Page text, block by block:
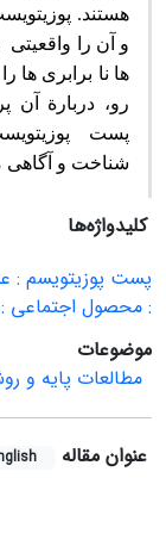
هستند.
و آن‌ را
ها نا برابری‌ ها
رو، دربارة‌
پست‌
شناخت‌ و
کلیدواژه‌ها
پست پوزیتویسم :
: محصول اجتماعی
موضوعات
مطالعات پایه و
عنوان مقاله